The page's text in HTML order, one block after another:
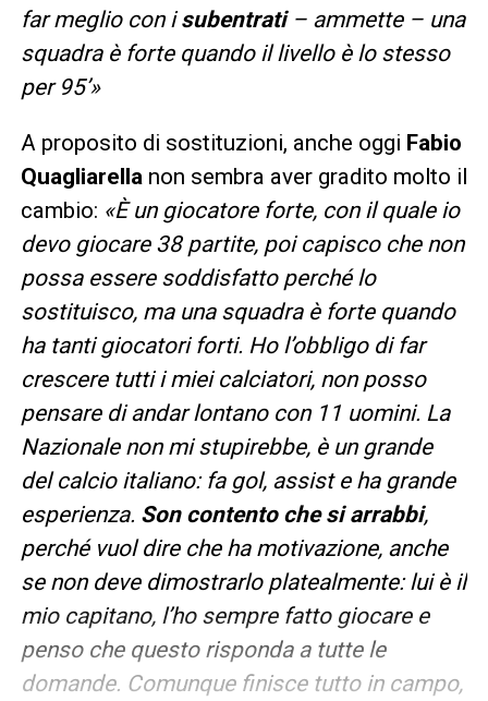
far meglio con isubentrati– ammette – una
squadra è forte quando il livello è lo stesso
per 95’»
A proposito di sostituzioni, anche oggi Fabio
Quagliarella non sembra aver gradito molto il
cambio: «È un giocatore forte, con il quale io
devo giocare 38 partite, poi capisco che non
possa essere soddisfatto perché lo
sostituisco, ma una squadra è forte quando
ha tanti giocatori forti. Ho l’obbligo di far
crescere tutti i miei calciatori, non posso
pensare di andar lontano con 11 uomini. La
Nazionale non mi stupirebbe, è un grande
del calcio italiano: fa gol, assist e ha grande
esperienza. Son contento che si arrabbi,
perché vuol dire che ha motivazione, anche
se non deve dimostrarlo platealmente: lui è il
mio capitano, l’ho sempre fatto giocare e
penso che questo risponda a tutte le
domande. Comunque finisce tutto in campo,